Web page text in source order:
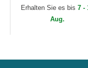
New York Yankees
MLB von New Era
Erhalten Sie es bis 7 -
Aug.